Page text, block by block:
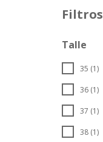
Filtros
Talle
35 (1)
36 (1)
37 (1)
38 (1)